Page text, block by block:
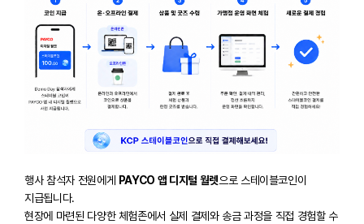
행사 참석자 전원에게 PAYCO 앱 디지털 월렛으로 스테이블코인이
지급됩니다.
현장에 마련된 다양한 체험존에서 실제 결제와 송금 과정을 직접 경험할 수